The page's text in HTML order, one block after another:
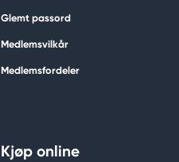
Glemt passord
Medlemsvilkår
Medlemsfordeler
Kjøp online